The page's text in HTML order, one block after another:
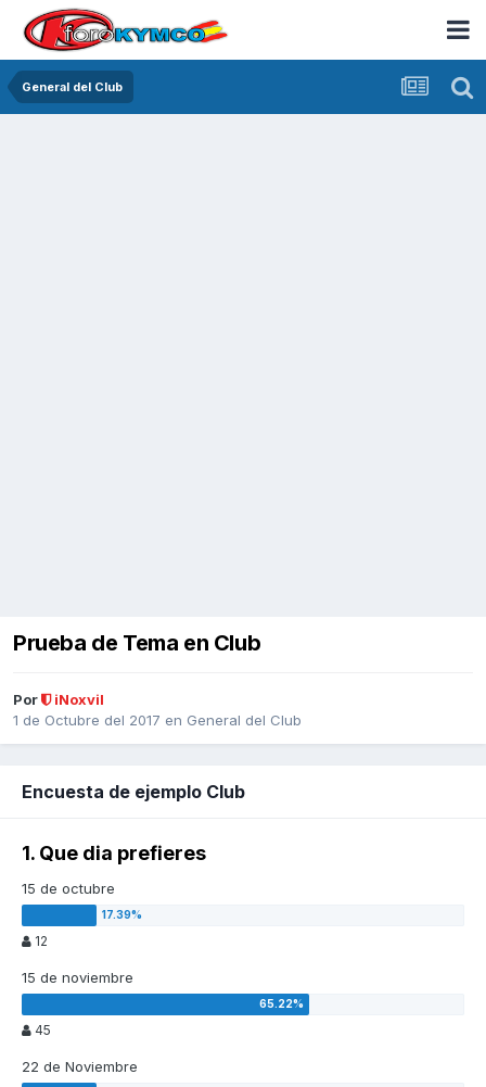
General del Club
Prueba de Tema en Club
Por
iNoxvil
1 de Octubre del 2017 en General del Club
Encuesta de ejemplo Club
1. Que dia prefieres
15 de octubre
12
15 de noviembre
45
22 de Noviembre